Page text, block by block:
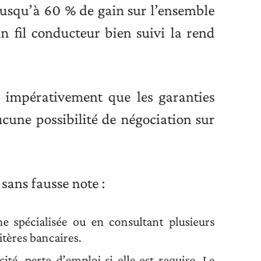
60 % de gain sur l’ensemble
fil conducteur bien suivi la rend
que les garanties
possibilité de négociation sur
fausse note :
spécialisée ou en consultant plusieurs
bancaires.